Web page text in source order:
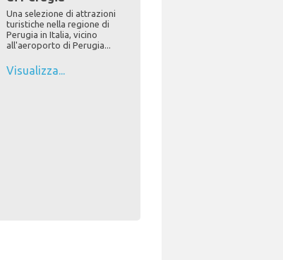
Una selezione di attrazioni
turistiche nella regione di
Perugia in Italia, vicino
all'aeroporto di Perugia...
Visualizza...